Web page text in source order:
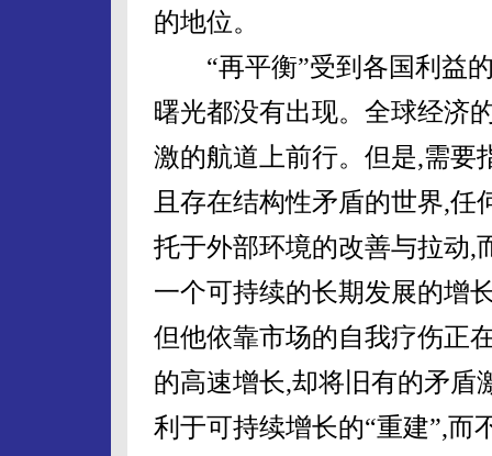
的地位。
“再平衡”受到各国利益的
曙光都没有出现。全球经济
激的航道上前行。但是,需要
且存在结构性矛盾的世界,
托于外部环境的改善与拉动,
一个可持续的长期发展的增
但他依靠市场的自我疗伤正
的高速增长,却将旧有的矛盾
利于可持续增长的“重建”,而